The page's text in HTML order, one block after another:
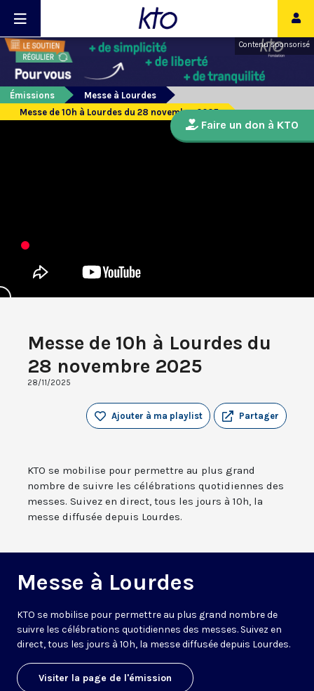
Contenu sponsorisé
Émissions
Messe à Lourdes
Messe de 10h à Lourdes du 28 novembre 2025
Messe de 10h à Lourdes du
28 novembre 2025
28/11/2025
Partager
Ajouter à ma playlist
KTO se mobilise pour permettre au plus grand
nombre de suivre les célébrations quotidiennes des
messes. Suivez en direct, tous les jours à 10h, la
messe diffusée depuis Lourdes.
Messe à Lourdes
KTO se mobilise pour permettre au plus grand nombre de
suivre les célébrations quotidiennes des messes. Suivez en
direct, tous les jours à 10h, la messe diffusée depuis Lourdes.
Visiter la page de l'émission
Faire un don à KTO